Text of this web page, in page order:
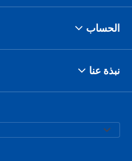
الحساب
نبذة عنا